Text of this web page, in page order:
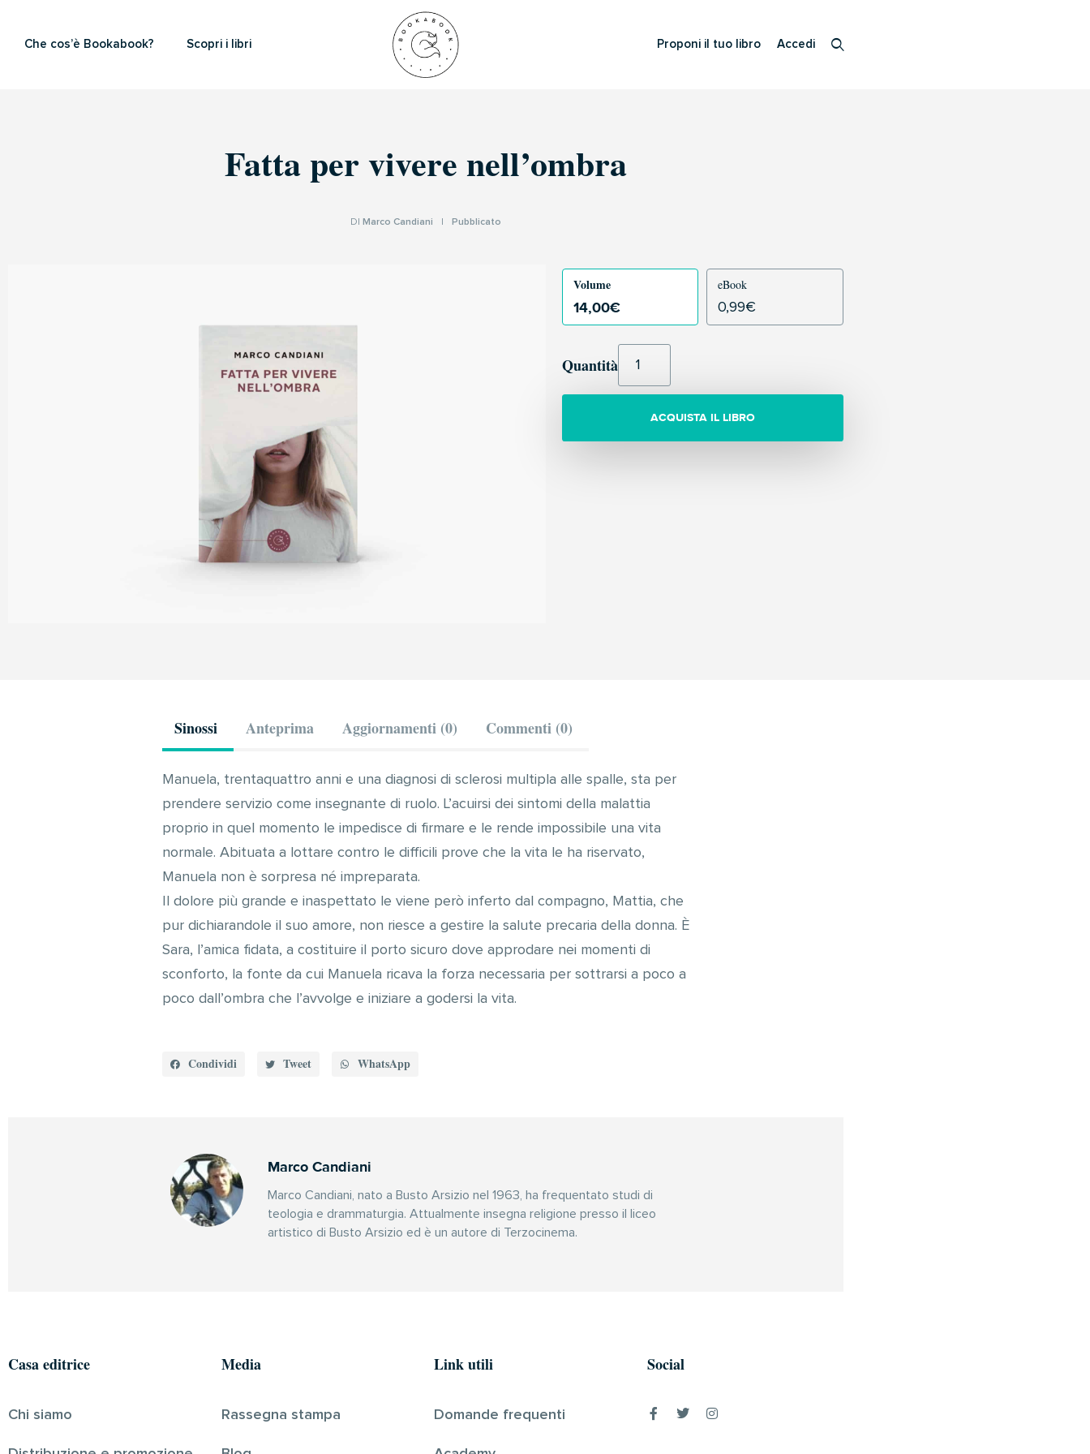
Che cos’è Bookabook? Scopri i libri Proponi il tuo libro Accedi
Fatta per vivere nell’ombra
DI Marco Candiani Pubblicato
Volume
14,00€
eBook
0,99€
Quantità
ACQUISTA IL LIBRO
Sinossi Anteprima Aggiornamenti (0) Commenti (0)
Manuela, trentaquattro anni e una diagnosi di sclerosi multipla alle spalle, sta per
prendere servizio come insegnante di ruolo. L’acuirsi dei sintomi della malattia
proprio in quel momento le impedisce di firmare e le rende impossibile una vita
normale. Abituata a lottare contro le difficili prove che la vita le ha riservato,
Manuela non è sorpresa né impreparata.
Il dolore più grande e inaspettato le viene però inferto dal compagno, Mattia, che
pur dichiarandole il suo amore, non riesce a gestire la salute precaria della donna. È
Sara, l’amica fidata, a costituire il porto sicuro dove approdare nei momenti di
sconforto, la fonte da cui Manuela ricava la forza necessaria per sottrarsi a poco a
poco dall’ombra che l’avvolge e iniziare a godersi la vita.
Condividi Tweet WhatsApp
Marco Candiani
Marco Candiani, nato a Busto Arsizio nel 1963, ha frequentato studi di
teologia e drammaturgia. Attualmente insegna religione presso il liceo
artistico di Busto Arsizio ed è un autore di Terzocinema.
Casa editrice
Chi siamo
Media
Rassegna stampa
Link utili
Domande frequenti
Social